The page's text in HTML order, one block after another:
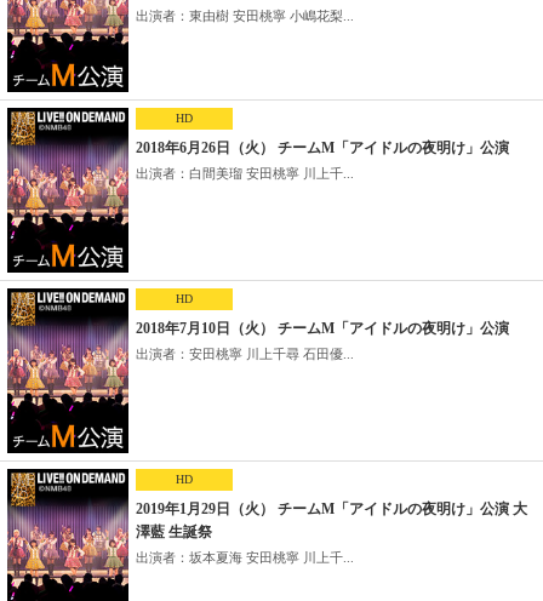
出演者：東由樹 安田桃寧 小嶋花梨...
HD
2018年6月26日（火） チームM「アイドルの夜明け」公演
出演者：白間美瑠 安田桃寧 川上千...
HD
2018年7月10日（火） チームM「アイドルの夜明け」公演
出演者：安田桃寧 川上千尋 石田優...
HD
2019年1月29日（火） チームM「アイドルの夜明け」公演 大
澤藍 生誕祭
出演者：坂本夏海 安田桃寧 川上千...